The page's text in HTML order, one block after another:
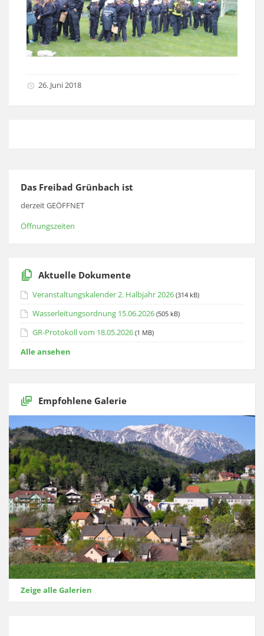
26. Juni 2018
Das Freibad Grünbach ist
derzeit GEÖFFNET
Öffnungszeiten
Aktuelle Dokumente
Veranstaltungskalender 2. Halbjahr 2026 (314 kB)
Wasserleitungsordnung 15.06.2026 (505 kB)
GR-Protokoll vom 18.05.2026 (1 MB)
Alle ansehen
Empfohlene Galerie
Zeige alle Galerien